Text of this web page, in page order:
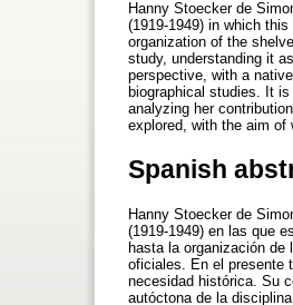
Hanny Stoecker de
(1919-1949) in which
organization of the
study, understanding it
perspective, with a
biographical studies. It
analyzing her
explored, with the aim of
Spanish
Hanny Stoecker de
(1919-1949) en las que
hasta la organización
oficiales. En el presente
necesidad histórica. Su
autóctona de la